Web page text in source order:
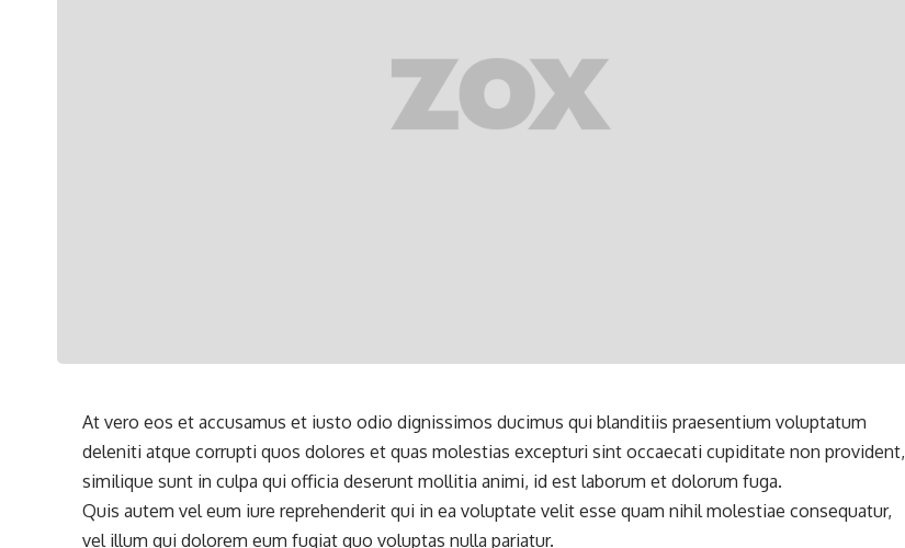
At vero eos et accusamus et iusto odio dignissimos ducimus qui blanditiis praesentium voluptatum
deleniti atque corrupti quos dolores et quasmolestias excepturi sint occaecati cupiditate non provident,
similique sunt in culpa qui officia deserunt mollitia animi, id est laborum et dolorum fuga.
Quis autem vel eum iure reprehenderit qui in ea voluptate velit esse quam nihil molestiae consequatur,
vel illum qui dolorem eum fugiat quo voluptas nulla pariatur.